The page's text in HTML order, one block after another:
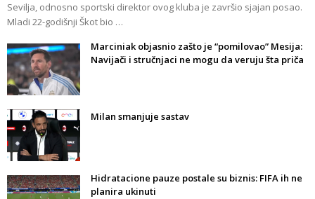
Sevilja, odnosno sportski direktor ovog kluba je završio sjajan posao.
Mladi 22-godišnji Škot bio …
Marciniak objasnio zašto je “pomilovao” Mesija:
Navijači i stručnjaci ne mogu da veruju šta priča
Milan smanjuje sastav
Hidratacione pauze postale su biznis: FIFA ih ne
planira ukinuti